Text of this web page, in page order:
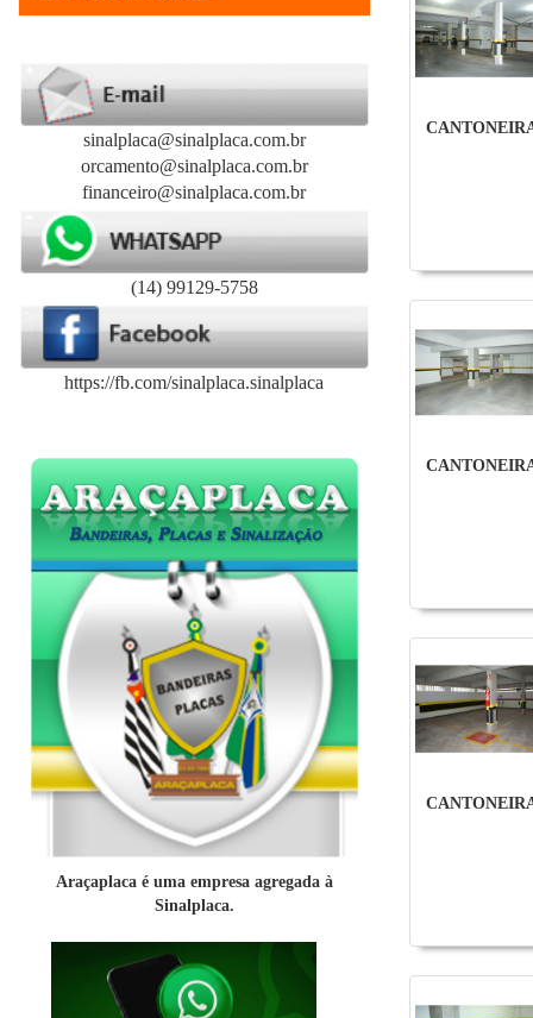
sinalplaca@sinalplaca.com.br
orcamento@sinalplaca.com.br
financeiro@sinalplaca.com.br
(14) 99129-5758
https://fb.com/sinalplaca.sinalplaca
Araçaplaca é uma empresa agregada à
Sinalplaca.